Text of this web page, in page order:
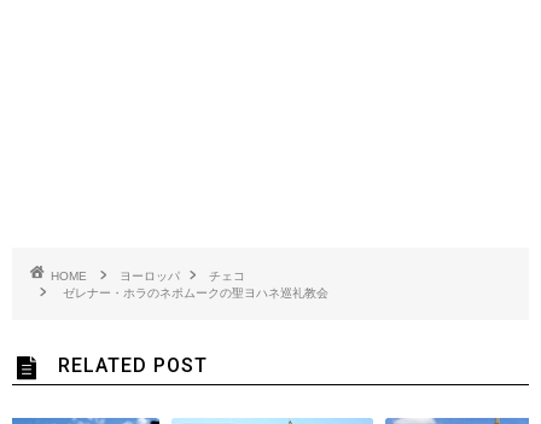
HOME ヨーロッパ
チェコ
ゼレナー・ホラのネポムークの聖ヨハネ巡礼教会
RELATED POST